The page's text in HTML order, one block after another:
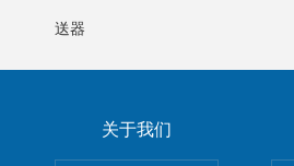
送器
关于我们